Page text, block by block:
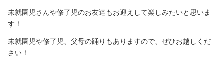
未就園児さんや修了児のお友達もお迎えして楽しみたいと思いま
す！
未就園児や修了児、父母の踊りもありますので、ぜひお越しくだ
さい！